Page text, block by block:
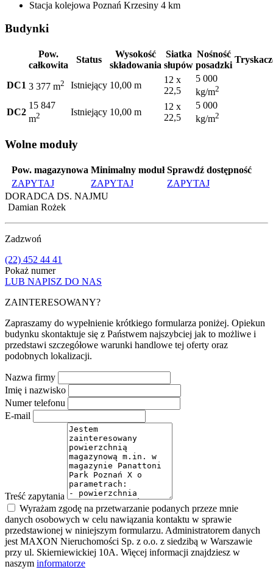
Stacja kolejowa Poznań Krzesiny 4 km
Budynki
Pow.
całkowita
Status
Wysokość
składowania
Siatka
słupów
Nośność
posadzki
DC1 3 377 m2 Istniejący 10,00 m
12 x
22,5
5 000
kg/m2
DC2
15 847
m2 Istniejący 10,00 m
12 x
22,5
5 000
kg/m2
Wolne moduły
Pow. magazynowa Minimalny moduł Sprawdź dostępność
ZAPYTAJ
ZAPYTAJ
ZAPYTAJ
DORADCA DS. NAJMU
Damian Rożek
Zadzwoń
(22) 452 44 41
Pokaż numer
LUB NAPISZ DO NAS
ZAINTERESOWANY?
Zapraszamy do wypełnienie krótkiego formularza poniżej. Opiekun
budynku skontaktuje się z Państwem najszybciej jak to możliwe i
przedstawi szczegółowe warunki handlowe tej oferty oraz
podobnych lokalizacji.
Nazwa firmy
Imię i nazwisko
Numer telefonu
E-mail
Treść zapytania
Wyrażam zgodę na przetwarzanie podanych przeze mnie
danych osobowych w celu nawiązania kontaktu w sprawie
przedstawionej w niniejszym formularzu. Administratorem danych
jest MAXON Nieruchomości Sp. z o.o. z siedzibą w Warszawie
przy ul. Skierniewickiej 10A. Więcej informacji znajdziesz w
naszym informatorze